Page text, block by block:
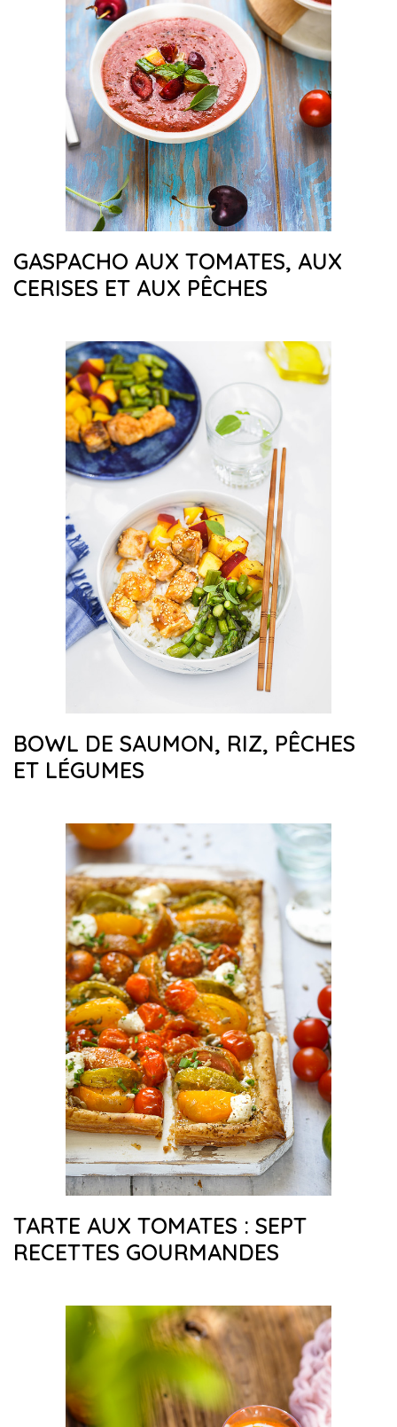
GASPACHO AUX TOMATES, AUX
CERISES ET AUX PÊCHES
BOWL DE SAUMON, RIZ, PÊCHES
ET LÉGUMES
TARTE AUX TOMATES : SEPT
RECETTES GOURMANDES